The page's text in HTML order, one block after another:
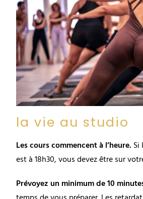
la vie au studio
Les cours commencent à l’heure.
est à 18h30, vous devez être sur
Prévoyez un minimum de 10